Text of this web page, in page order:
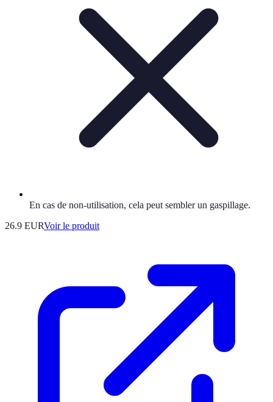
En cas de non-utilisation, cela peut sembler un gaspillage.
26.9 EURVoir le produit